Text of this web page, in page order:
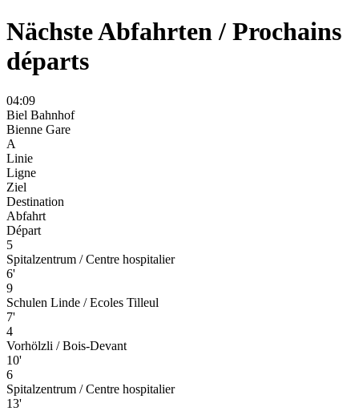
Nächste Abfahrten / Prochains
départs
04:09
Biel Bahnhof
Bienne Gare
A
Linie
Ligne
Ziel
Destination
Abfahrt
Départ
5
Spitalzentrum / Centre hospitalier
6'
9
Schulen Linde / Ecoles Tilleul
7'
4
Vorhölzli / Bois-Devant
10'
6
Spitalzentrum / Centre hospitalier
13'